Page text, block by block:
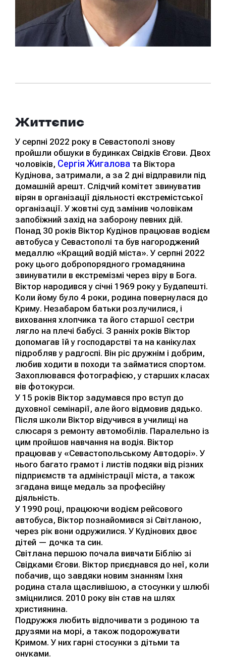
Життєпис
У серпні 2022 року в Севастополі знову
пройшли обшуки в будинках Свідків Єгови. Двох
чоловіків, Сергія Жигалова та Віктора
Кудінова, затримали, а за 2 дні відправили під
домашній арешт. Слідчий комітет звинуватив
вірян в організації діяльності екстремістської
організації. У жовтні суд замінив чоловікам
запобіжний захід на заборону певних дій.
Понад 30 років Віктор Кудінов працював водієм
автобуса у Севастополі та був нагороджений
медаллю «Кращий водій міста». У серпні 2022
року цього добропорядного громадянина
звинуватили в екстремізмі через віру в Бога.
Віктор народився у січні 1969 року у Будапешті.
Коли йому було 4 роки, родина повернулася до
Криму. Незабаром батьки розлучилися, і
виховання хлопчика та його старшої сестри
лягло на плечі бабусі. З ранніх років Віктор
допомагав їй у господарстві та на канікулах
підробляв у радгоспі. Він ріс дружнім і добрим,
любив ходити в походи та займатися спортом.
Захоплювався фотографією, у старших класах
вів фотокурси.
У 15 років Віктор задумався про вступ до
духовної семінарії, але його відмовив дядько.
Після школи Віктор відучився в училищі на
слюсаря з ремонту автомобілів. Паралельно із
цим пройшов навчання на водія. Віктор
працював у «Севастопольському Автодорі». У
нього багато грамот і листів подяки від різних
підприємств та адміністрації міста, а також
згадана вище медаль за професійну
діяльність.
У 1990 році, працюючи водієм рейсового
автобуса, Віктор познайомився зі Світланою,
через рік вони одружилися. У Кудінових двоє
дітей — дочка та син.
Світлана першою почала вивчати Біблію зі
Свідками Єгови. Віктор приєднався до неї, коли
побачив, що завдяки новим знанням їхня
родина стала щасливішою, а стосунки у шлюбі
зміцнилися. 2010 року він став на шлях
християнина.
Подружжя любить відпочивати з родиною та
друзями на морі, а також подорожувати
Кримом. У них гарні стосунки з дітьми та
онуками.